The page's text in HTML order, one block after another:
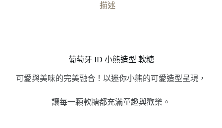
描述
葡萄牙 ID 小熊造型 軟糖
可愛與美味的完美融合！以迷你小熊的可愛造型呈現，
讓每一顆軟糖都充滿童趣與歡樂。